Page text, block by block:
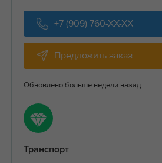
+7 (909) 760-XX-XX
Предложить заказ
Обновлено больше недели назад
Транспорт